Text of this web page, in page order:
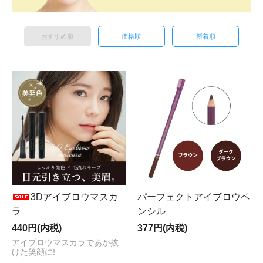
おすすめ順 価格順 新着順
3Dアイブロウマスカ
ラ
440円(内税)
アイブロウマスカラであか抜
けた笑顔に!
パーフェクトアイブロウペ
ンシル
377円(内税)